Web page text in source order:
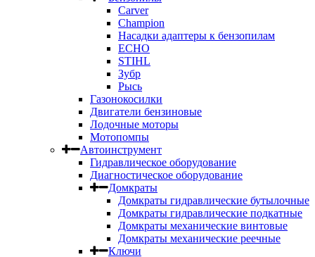
Carver
Champion
Насадки адаптеры к бензопилам
ECHO
STIHL
Зубр
Рысь
Газонокосилки
Двигатели бензиновые
Лодочные моторы
Мотопомпы
Автоинструмент
Гидравлическое оборудование
Диагностическое оборудование
Домкраты
Домкраты гидравлические бутылочные
Домкраты гидравлические подкатные
Домкраты механические винтовые
Домкраты механические реечные
Ключи